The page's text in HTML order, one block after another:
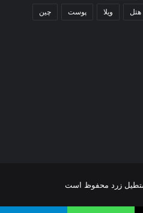
هتل ویلا پوست چین
زرد محفوظ است